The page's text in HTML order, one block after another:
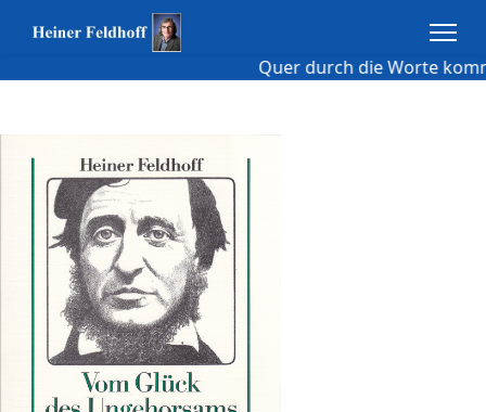
Quer durch die Worte